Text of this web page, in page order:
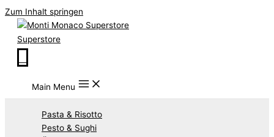
Zum Inhalt springen
Superstore
Main Menu
Pasta & Risotto
Pesto & Sughi